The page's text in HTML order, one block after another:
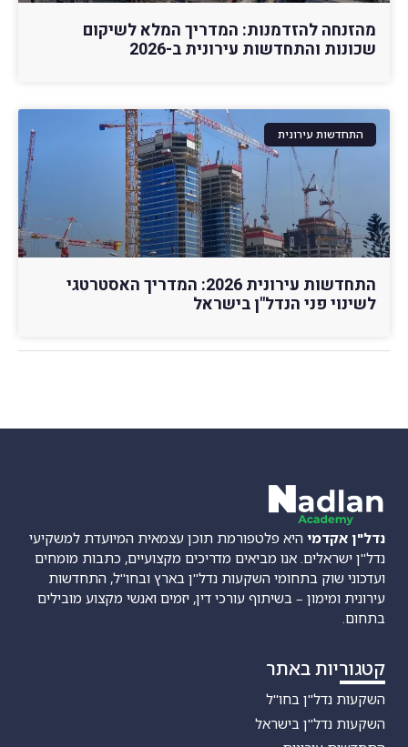
מהזנחה להזדמנות: המדריך המלא לשיקום
שכונות והתחדשות עירונית ב-2026
התחדשות עירונית
התחדשות עירונית 2026: המדריך האסטרטגי
לשינוי פני הנדל"ן בישראל
נדל"ן אקדמי היא פלטפורמת תוכן עצמאית המיועדת למשקיעי
נדל"ן ישראלים. אנו מביאים מדריכים מקצועיים, כתבות מומחים
ועדכוני שוק בתחומי השקעות נדל"ן בארץ ובחו"ל, התחדשות
עירונית ומימון – בשיתוף עורכי דין, יזמים ואנשי מקצוע מובילים
בתחום.
קטגוריות באתר
השקעות נדל"ן בחו"ל
השקעות נדל"ן בישראל